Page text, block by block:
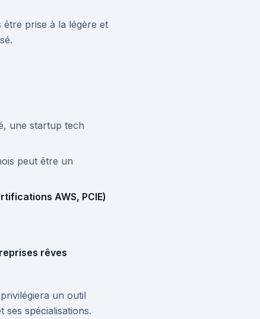
être prise à la légère et
une startup tech
peut être un
AWS, PCIE)
rêves
un outil
spécialisations.